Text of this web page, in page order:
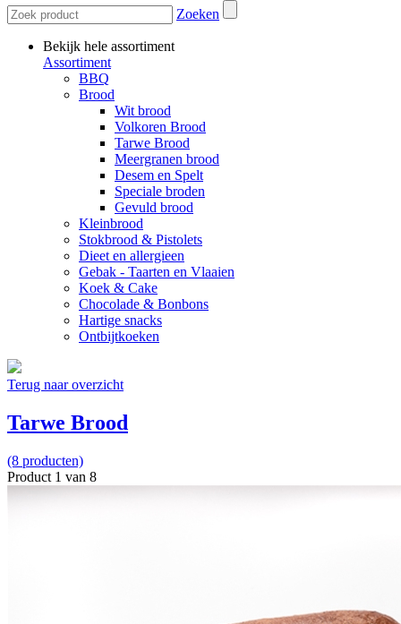
Zoeken
Bekijk hele assortiment
Assortiment
BBQ
Brood
Wit brood
Volkoren Brood
Tarwe Brood
Meergranen brood
Desem en Spelt
Speciale broden
Gevuld brood
Kleinbrood
Stokbrood & Pistolets
Dieet en allergieen
Gebak - Taarten en Vlaaien
Koek & Cake
Chocolade & Bonbons
Hartige snacks
Ontbijtkoeken
Terug naar overzicht
Tarwe Brood
(8 producten)
Product 1 van 8